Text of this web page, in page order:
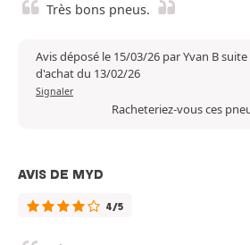
Très bons pneus.
Avis déposé le 15/03/26 par Yvan B
d'achat du 13/02/26
Signaler
Racheteriez-vous ces
AVIS DE MYD
4/5